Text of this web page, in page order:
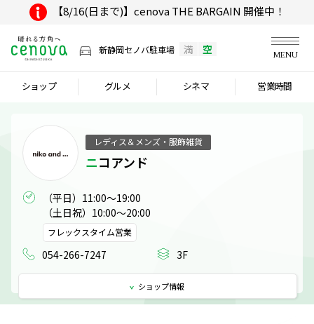
【8/16(日まで)】cenova THE BARGAIN 開催中！
新静岡セノバ駐車場 満 空 MENU
ショップ グルメ シネマ 営業時間
レディス＆メンズ・服飾雑貨
ニコアンド
（平日）11:00～19:00
（土日祝）10:00～20:00
フレックスタイム営業
054-266-7247 3F
ショップ情報